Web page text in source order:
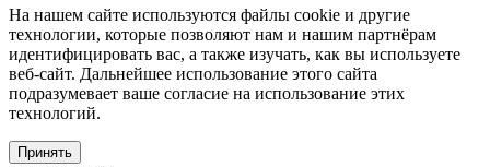
На нашем сайте используются файлы cookie и другие
технологии, которые позволяют нам и нашим партнёрам
идентифицировать вас, а также изучать, как вы используете
веб-сайт. Дальнейшее использование этого сайта
подразумевает ваше согласие на использование этих
технологий.
Принять